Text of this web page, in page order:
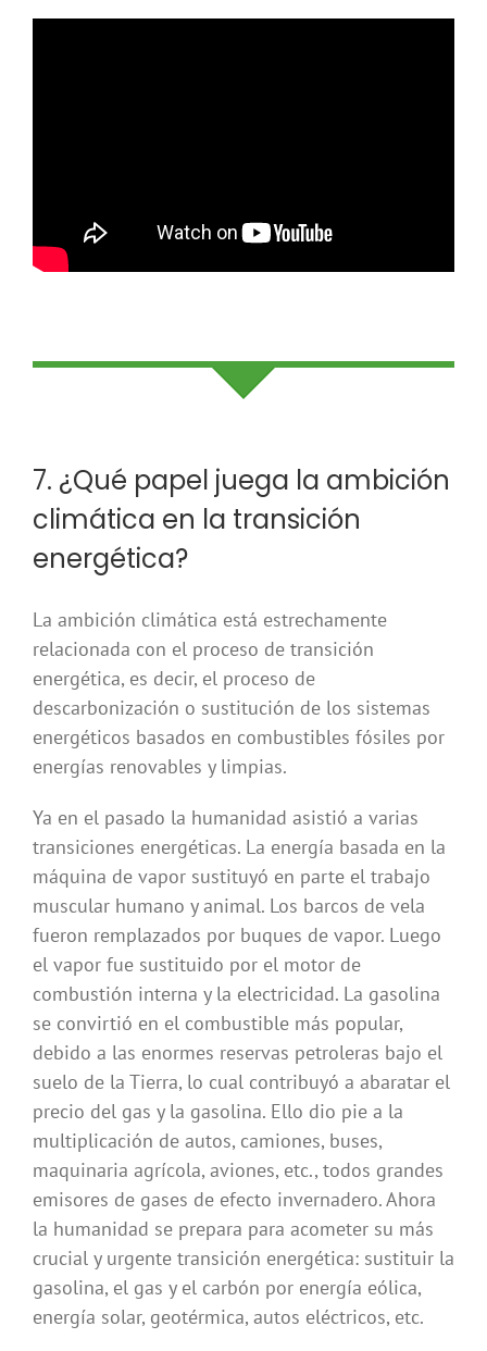
7. ¿Qué papel juega la ambición
climática en la transición
energética?
La ambición climática está estrechamente
relacionada con el proceso de transición
energética, es decir, el proceso de
descarbonización o sustitución de los sistemas
energéticos basados en combustibles fósiles por
energías renovables y limpias.
Ya en el pasado la humanidad asistió a varias
transiciones energéticas. La energía basada en la
máquina de vapor sustituyó en parte el trabajo
muscular humano y animal. Los barcos de vela
fueron remplazados por buques de vapor. Luego
el vapor fue sustituido por el motor de
combustión interna y la electricidad. La gasolina
se convirtió en el combustible más popular,
debido a las enormes reservas petroleras bajo el
suelo de la Tierra, lo cual contribuyó a abaratar el
precio del gas y la gasolina. Ello dio pie a la
multiplicación de autos, camiones, buses,
maquinaria agrícola, aviones, etc., todos grandes
emisores de gases de efecto invernadero. Ahora
la humanidad se prepara para acometer su más
crucial y urgente transición energética: sustituir la
gasolina, el gas y el carbón por energía eólica,
energía solar, geotérmica, autos eléctricos, etc.